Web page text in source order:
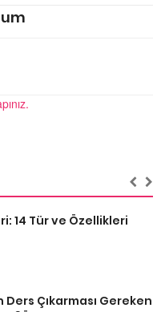
14 Tür ve Özellikleri
Ders Çıkarması Gereken